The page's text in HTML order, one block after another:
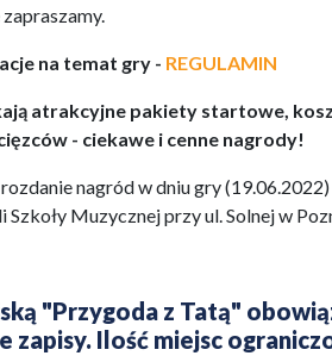
na temat gry - REGULAMIN
atrakcyjne pakiety startowe,
- ciekawe i cenne nagrody!
nagród w dniu gry
Szkoły Muzycznej przy ul. Solnej w
"Przygoda z Tatą"
zapisy. Ilość miejsc